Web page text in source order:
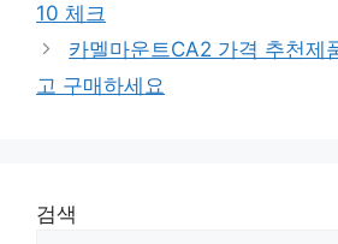
리
10 체크
카멜마운트CA2 가격 추천제
고 구매하세요
검색